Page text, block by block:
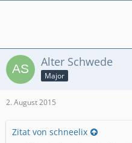
Alter Schwede
Major
2. August 2015
Zitat von schneelix